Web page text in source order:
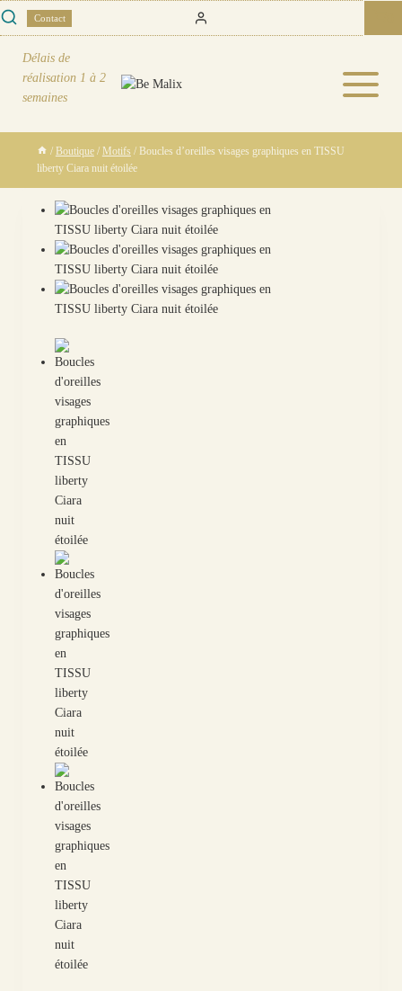
Skip
Contact
Délais de
réalisation 1 à 2
semaines
/ Boutique / Motifs / Boucles d’oreilles visages graphiques en TISSU
liberty Ciara nuit étoilée